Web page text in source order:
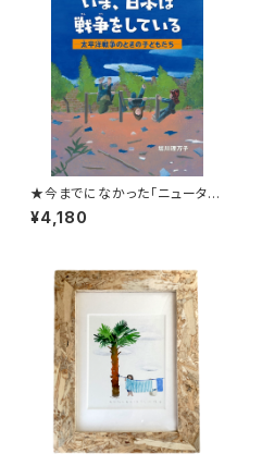
★今までになかった「ニュータイ
プ」の戦争の絵本★『いま、日本
は戦争をしている ―太平洋戦争
¥4,180